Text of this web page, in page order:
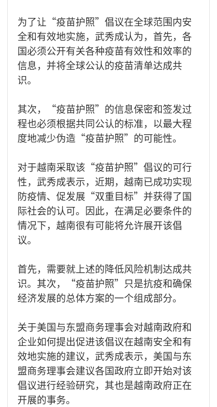
为了让“疫苗护照”倡议在全球范围内安
全和有效地实施，武秀成认为，首先，各
国必须公开有关各种疫苗有效性和效率的
信息，并将全球公认的疫苗清单达成共
识。
其次，“疫苗护照”的信息保密和签发过
程也必须根据共同公认的标准，以最大程
度地减少伪造“疫苗护照”的可能性。
对于越南采取该“疫苗护照”倡议的可行
性，武秀成表示，近期，越南已成功实现
防疫情、促发展“双重目标”并获得了国
际社会的认可。因此，在满足必要条件的
情况下，越南很有可能将允许展开该倡
议。
首先，需要就上述的降低风险机制达成共
识。其次，“疫苗护照”只是抗疫和确保
经济发展的总体方案的一个组成部分。
关于美国与东盟商务理事会对越南政府和
企业如何提出促进该倡议在越南安全和有
效地实施的建议，武秀成表示，美国与东
盟商务理事会建议各国政府立即开始对该
倡议进行经验研究，其也是越南政府正在
开展的事务。